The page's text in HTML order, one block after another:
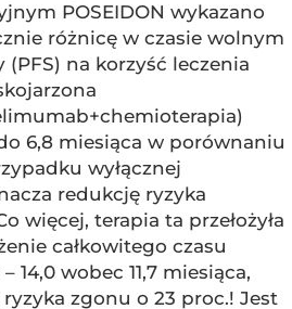
POSEIDON wykazano
różnicę w czasie wolnym
na korzyść leczenia
6,8 miesiąca w porównaniu
wyłącznej
redukcję ryzyka
więcej, terapia ta przełożyła
całkowitego czasu
14,0 wobec 11,7 miesiąca,
zgonu o 23 proc.! Jest